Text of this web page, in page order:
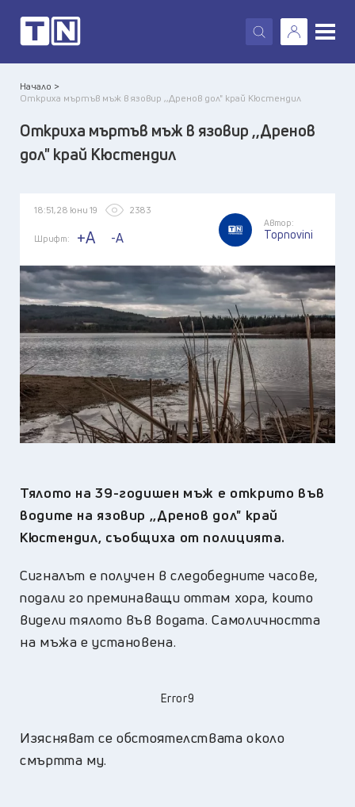
X
Начало >
Откриха мъртъв мъж в язовир ,,Дренов дол" край Кюстендил
Откриха мъртъв мъж в язовир ,,Дренов
дол" край Кюстендил
18:51, 28 юни 19 2383
Шрифт: +A -A
Автор:
Topnovini
Тялото на 39-годишен мъж е открито във
водите на язовир ,,Дренов дол" край
Кюстендил, съобщиха от полицията.
Сигналът е получен в следобедните часове,
подали го преминаващи оттам хора, които
видели тялото във водата. Самоличността
на мъжа е установена.
Error9
Изясняват се обстоятелствата около
смъртта му.